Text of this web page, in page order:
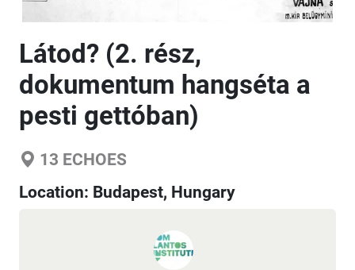
Látod? (2. rész,
dokumentum hangséta a
pesti gettóban)
13 ECHOES
Location: Budapest, Hungary